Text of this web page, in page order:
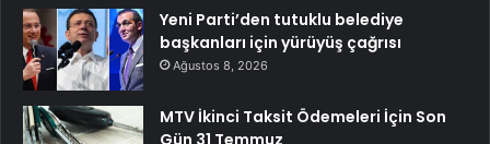
Yeni Parti’den tutuklu belediye
başkanları için yürüyüş çağrısı
Ağustos 8, 2026
MTV İkinci Taksit Ödemeleri İçin Son
Gün 31 Temmuz